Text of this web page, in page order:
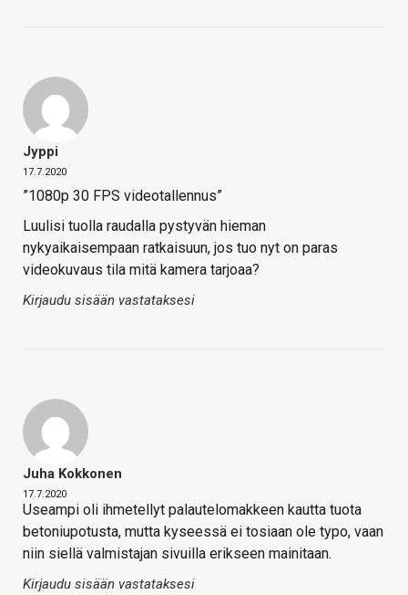
Jyppi
17.7.2020
”1080p 30 FPS videotallennus”
Luulisi tuolla raudalla pystyvän hieman
nykyaikaisempaan ratkaisuun, jos tuo nyt on paras
videokuvaus tila mitä kamera tarjoaa?
Kirjaudu sisään vastataksesi
Juha Kokkonen
17.7.2020
Useampi oli ihmetellyt palautelomakkeen kautta tuota
betoniupotusta, mutta kyseessä ei tosiaan ole typo, vaan
niin siellä valmistajan sivuilla erikseen mainitaan.
Kirjaudu sisään vastataksesi